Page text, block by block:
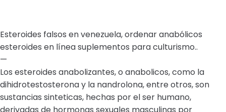
Esteroides falsos en venezuela, ordenar anabólicos
esteroides en línea suplementos para culturismo..
—
Los esteroides anabolizantes, o anabolicos, como la
dihidrotestosterona y la nandrolona, entre otros, son
sustancias sinteticas, hechas por el ser humano,